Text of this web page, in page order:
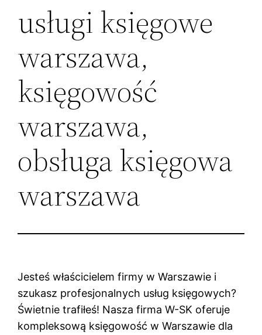
usługi księgowe
warszawa,
księgowość
warszawa,
obsługa księgowa
warszawa
Jesteś właścicielem firmy w Warszawie i
szukasz profesjonalnych usług księgowych?
Świetnie trafiłeś! Nasza firma W-SK oferuje
kompleksową księgowość w Warszawie dla